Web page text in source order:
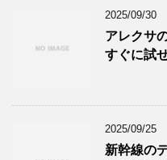
2025/09/30
アレクサ
すぐに試
2025/09/25
新幹線の